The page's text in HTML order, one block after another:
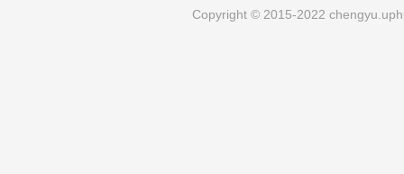
Copyright © 2015-2022